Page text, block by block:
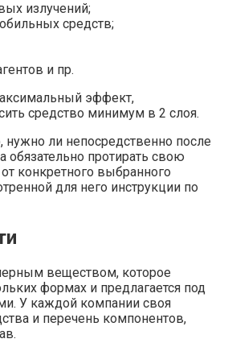
излучений;
средств;
и пр.
эффект,
средство минимум в 2 слоя.
нужно ли непосредственно после
обязательно протирать свою
конкретного выбранного
для него инструкции по
веществом, которое
формах и предлагается под
У каждой компании своя
и перечень компонентов,